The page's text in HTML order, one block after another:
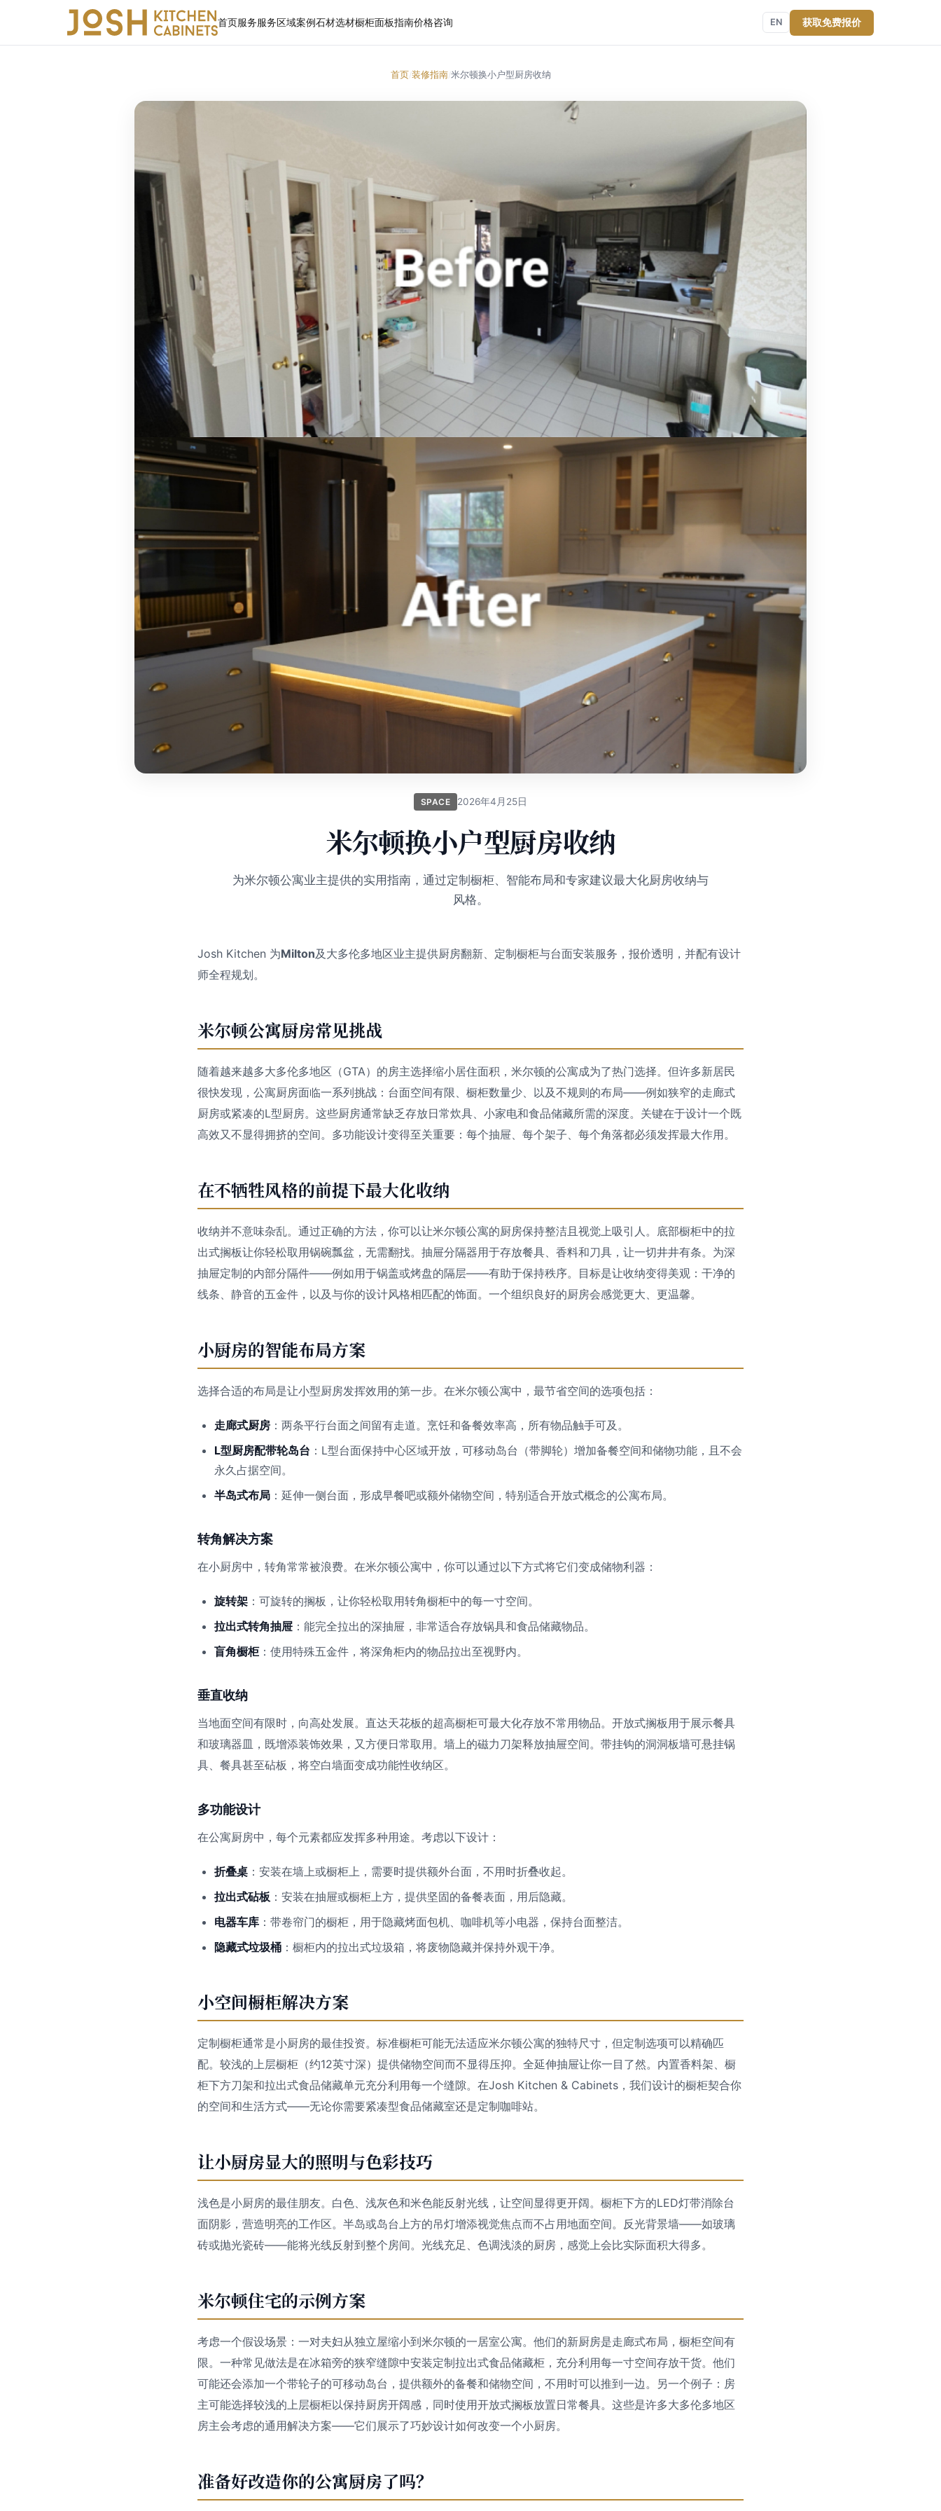
首页服务服务区域案例石材选材橱柜面板指南价格咨询 EN 获取免费报价
首页/装修指南/米尔顿换小户型厨房收纳
SPACE 2026年4月25日
米尔顿换小户型厨房收纳
为米尔顿公寓业主提供的实用指南，通过定制橱柜、智能布局和专家建议最大化厨房收纳与
风格。
Josh Kitchen 为Milton及大多伦多地区业主提供厨房翻新、定制橱柜与台面安装服务，报价透明，并配有设计
师全程规划。
米尔顿公寓厨房常见挑战
随着越来越多大多伦多地区（GTA）的房主选择缩小居住面积，米尔顿的公寓成为了热门选择。但许多新居民
很快发现，公寓厨房面临一系列挑战：台面空间有限、橱柜数量少、以及不规则的布局——例如狭窄的走廊式
厨房或紧凑的L型厨房。这些厨房通常缺乏存放日常炊具、小家电和食品储藏所需的深度。关键在于设计一个既
高效又不显得拥挤的空间。多功能设计变得至关重要：每个抽屉、每个架子、每个角落都必须发挥最大作用。
在不牺牲风格的前提下最大化收纳
收纳并不意味杂乱。通过正确的方法，你可以让米尔顿公寓的厨房保持整洁且视觉上吸引人。底部橱柜中的拉
出式搁板让你轻松取用锅碗瓢盆，无需翻找。抽屉分隔器用于存放餐具、香料和刀具，让一切井井有条。为深
抽屉定制的内部分隔件——例如用于锅盖或烤盘的隔层——有助于保持秩序。目标是让收纳变得美观：干净的
线条、静音的五金件，以及与你的设计风格相匹配的饰面。一个组织良好的厨房会感觉更大、更温馨。
小厨房的智能布局方案
选择合适的布局是让小型厨房发挥效用的第一步。在米尔顿公寓中，最节省空间的选项包括：
走廊式厨房 ：两条平行台面之间留有走道。烹饪和备餐效率高，所有物品触手可及。
L型厨房配带轮岛台 ：L型台面保持中心区域开放，可移动岛台（带脚轮）增加备餐空间和储物功能，且不会
永久占据空间。
半岛式布局 ：延伸一侧台面，形成早餐吧或额外储物空间，特别适合开放式概念的公寓布局。
转角解决方案
在小厨房中，转角常常被浪费。在米尔顿公寓中，你可以通过以下方式将它们变成储物利器：
旋转架 ：可旋转的搁板，让你轻松取用转角橱柜中的每一寸空间。
拉出式转角抽屉 ：能完全拉出的深抽屉，非常适合存放锅具和食品储藏物品。
盲角橱柜：使用特殊五金件，将深角柜内的物品拉出至视野内。
垂直收纳
当地面空间有限时，向高处发展。直达天花板的超高橱柜可最大化存放不常用物品。开放式搁板用于展示餐具
和玻璃器皿，既增添装饰效果，又方便日常取用。墙上的磁力刀架释放抽屉空间。带挂钩的洞洞板墙可悬挂锅
具、餐具甚至砧板，将空白墙面变成功能性收纳区。
多功能设计
在公寓厨房中，每个元素都应发挥多种用途。考虑以下设计：
折叠桌 ：安装在墙上或橱柜上，需要时提供额外台面，不用时折叠收起。
拉出式砧板 ：安装在抽屉或橱柜上方，提供坚固的备餐表面，用后隐藏。
电器车库 ：带卷帘门的橱柜，用于隐藏烤面包机、咖啡机等小电器，保持台面整洁。
隐藏式垃圾桶 ：橱柜内的拉出式垃圾箱，将废物隐藏并保持外观干净。
小空间橱柜解决方案
定制橱柜通常是小厨房的最佳投资。标准橱柜可能无法适应米尔顿公寓的独特尺寸，但定制选项可以精确匹
配。较浅的上层橱柜（约12英寸深）提供储物空间而不显得压抑。全延伸抽屉让你一目了然。内置香料架、橱
柜下方刀架和拉出式食品储藏单元充分利用每一个缝隙。在Josh Kitchen & Cabinets，我们设计的橱柜契合你
的空间和生活方式——无论你需要紧凑型食品储藏室还是定制咖啡站。
让小厨房显大的照明与色彩技巧
浅色是小厨房的最佳朋友。白色、浅灰色和米色能反射光线，让空间显得更开阔。橱柜下方的LED灯带消除台
面阴影，营造明亮的工作区。半岛或岛台上方的吊灯增添视觉焦点而不占用地面空间。反光背景墙——如玻璃
砖或抛光瓷砖——能将光线反射到整个房间。光线充足、色调浅淡的厨房，感觉上会比实际面积大得多。
米尔顿住宅的示例方案
考虑一个假设场景：一对夫妇从独立屋缩小到米尔顿的一居室公寓。他们的新厨房是走廊式布局，橱柜空间有
限。一种常见做法是在冰箱旁的狭窄缝隙中安装定制拉出式食品储藏柜，充分利用每一寸空间存放干货。他们
可能还会添加一个带轮子的可移动岛台，提供额外的备餐和储物空间，不用时可以推到一边。另一个例子：房
主可能选择较浅的上层橱柜以保持厨房开阔感，同时使用开放式搁板放置日常餐具。这些是许多大多伦多地区
房主会考虑的通用解决方案——它们展示了巧妙设计如何改变一个小厨房。
准备好改造你的公寓厨房了吗？